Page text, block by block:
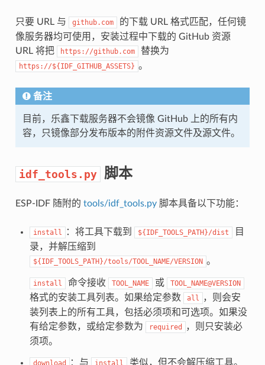
只要 URL 与 github.com
的下载 URL 格式匹配，任何镜
像服务器均可使用，安装过程中下载的 GitHub 资源
URL 将把
https://github.com 替换为
https://${IDF_GITHUB_ASSETS} 。
备注
目前，乐鑫下载服务器不会镜像 GitHub 上的所有内
容，只镜像部分发布版本的附件资源文件及源文件。
idf_tools.py 脚本
ESP-IDF 随附的 tools/idf_tools.py脚本具备以下功能：
install ：将工具下载到 ${IDF_TOOLS_PATH}/dist
目
录，并解压缩到
${IDF_TOOLS_PATH}/tools/TOOL_NAME/VERSION 。
install 命令接收 TOOL_NAME 或 TOOL_NAME@VERSION
格式的安装工具列表。如果给定参数 all
，则会安
装列表上的所有工具，包括必须项和可选项。如果没
有给定参数，或给定参数为
required
，则只安装必
须项。
download ：与 install
类似，但不会解压缩工具。